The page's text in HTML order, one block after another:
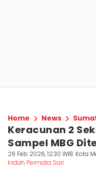
Home News
Keracunan 2
Sampel MBG
26 Feb 2026, 12:30 WIB Kota
Indah Permata Sari